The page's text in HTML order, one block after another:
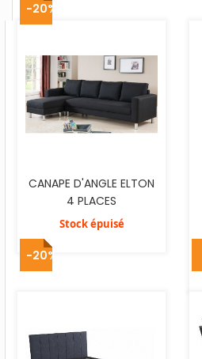
-20%
CANAPE D'ANGLE ELTON
4 PLACES
Stock épuisé
-20%